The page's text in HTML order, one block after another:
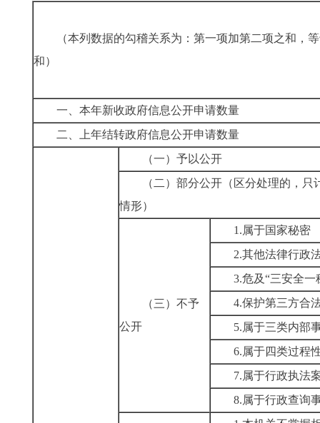
（本列数据的勾稽关系为：第一项加第二项之和，
和）
一、本年新收政府信息公开申请数量
二、上年结转政府信息公开申请数量
（一）予以公开
（二）部分公开 （区分处理的，
情形）
（三）不予
公开
1.属于国家秘密
2.其他法律行政
3.危及“三安全一
4.保护第三方合
5.属于三类内部
6.属于四类过程
7.属于行政执法
8.属于行政查询